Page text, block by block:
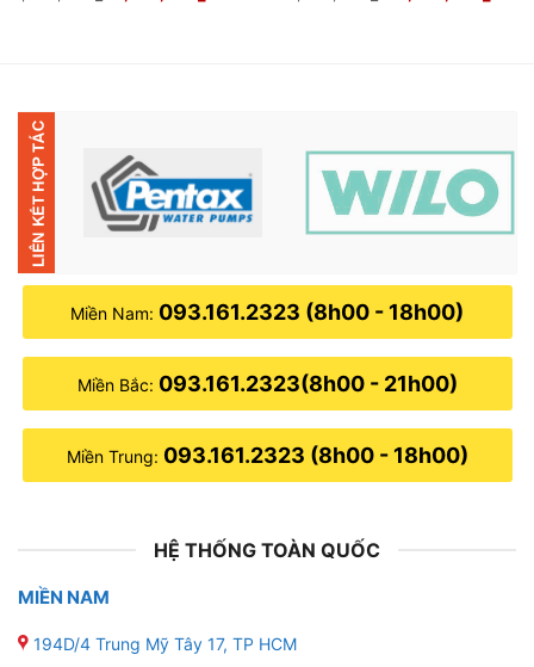
gốc
hiện
gốc
hiện
Miền Nam: 093.161.2323 (8h00 - 18h00)
Miền Bắc: 093.161.2323(8h00 - 21h00)
Miền Trung: 093.161.2323 (8h00 - 18h00)
HỆ THỐNG TOÀN QUỐC
MIỀN NAM
194D/4 Trung Mỹ Tây 17, TP HCM